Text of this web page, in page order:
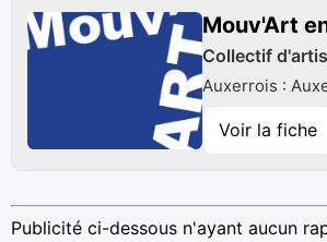
Mouv'Art
Collectif
Auxerrois :
Voir la fiche
Publicité ci-dessous n'ayant aucun